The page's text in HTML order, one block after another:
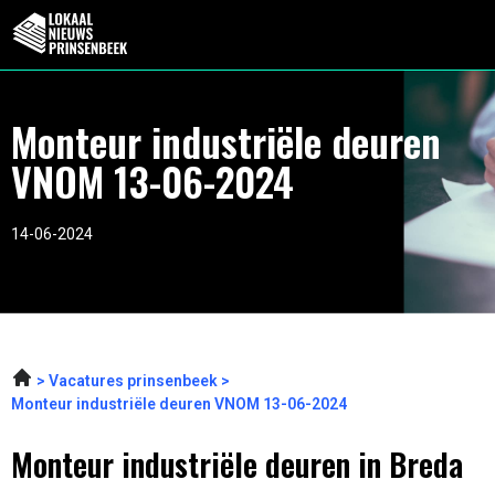
Monteur industriële deuren
VNOM 13-06-2024
14-06-2024
Vacatures prinsenbeek
Monteur industriële deuren VNOM 13-06-2024
Monteur industriële deuren in Breda